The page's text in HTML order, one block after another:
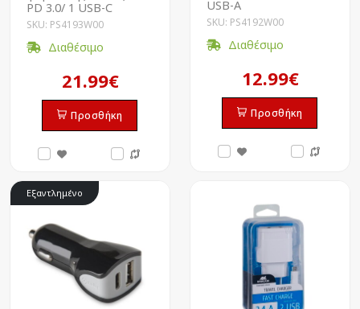
PD 3.0/ 1 USB-C
SKU: PS4193W00
Διαθέσιμο
21.99€
Προσθήκη
USB-A
SKU: PS4192W00
Διαθέσιμο
12.99€
Προσθήκη
Εξαντλημένο